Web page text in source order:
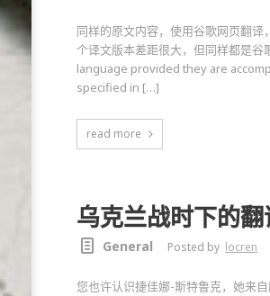
同样的原文内容，使用谷歌网页翻
个译文版本差距很大，但同样都是
language provided they are
specified in […]
read more
乌克兰战时下的
General Posted by locren
您也许认识捷佳娜-斯特鲁克，她来